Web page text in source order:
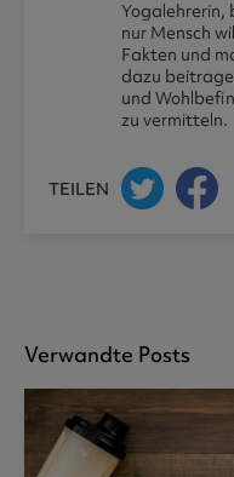
Yogalehrerin,
nur Mensch
Fakten und
dazu
und
zu vermitteln.
TEILEN
Verwandte Posts